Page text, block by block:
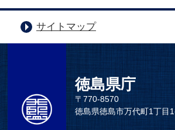
サイトマップ
徳島県庁
〒770-8570
徳島県徳島市万代町1丁目